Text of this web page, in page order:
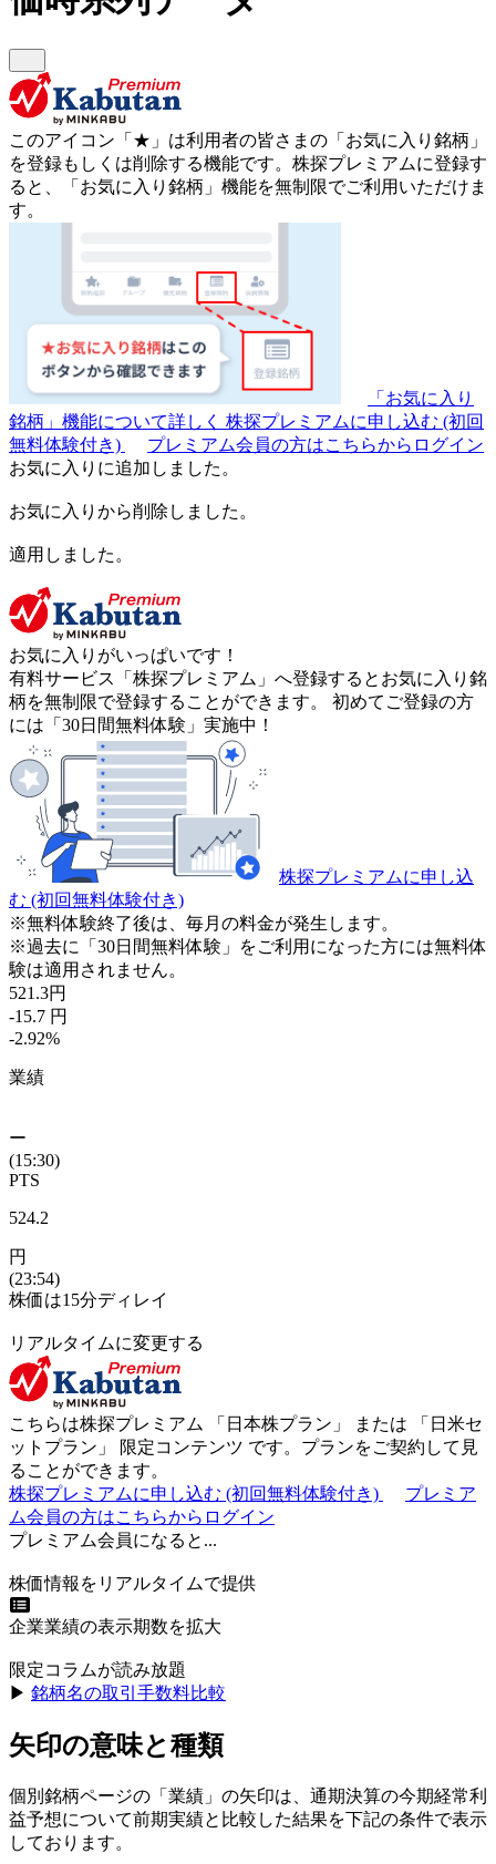
このアイコン 「★」 は利用者の皆さまの 「お気に入り銘柄」
を登録もしくは削除する機能です。 株探プレミアムに登録す
ると、「お気に入り銘柄」機能を無制限でご利用いただけま
す。
「お気に入り
銘柄」機能について詳しく 株探プレミアムに申し込む (初回
無料体験付き)
プレミアム会員の方はこちらからログイン
お気に入りに追加しました。
お気に入りから削除しました。
適用しました。
お気に入りがいっぱいです！
有料サービス「株探プレミアム」へ登録するとお気に入り銘
柄を無制限で登録することができます。 初めてご登録の方
には「30日間無料体験」実施中！
株探プレミアムに申し込
む (初回無料体験付き)
※無料体験終了後は、毎月の料金が発生します。
※過去に「30日間無料体験」をご利用になった方には無料体
験は適用されません。
521.3円
-15.7 円
-2.92%
業績
ー
(15:30)
PTS
524.2
円
(23:54)
株価は15分ディレイ
リアルタイムに変更する
こちらは株探プレミアム 「 日本株プラン 」 または 「 日米セ
ットプラン 」 限定コンテンツ です。プランをご契約して見
ることができます。
株探プレミアムに申し込む (初回無料体験付き)
プレミア
ム会員の方はこちらからログイン
プレミアム会員になると...
株価情報をリアルタイムで提供
企業業績の表示期数を拡大
限定コラムが読み放題
▶︎ 銘柄名の取引手数料比較
矢印の意味と種類
個別銘柄ページの「業績」の矢印は、通期決算の今期経常利
益予想について前期実績と比較した結果を下記の条件で表示
しております。